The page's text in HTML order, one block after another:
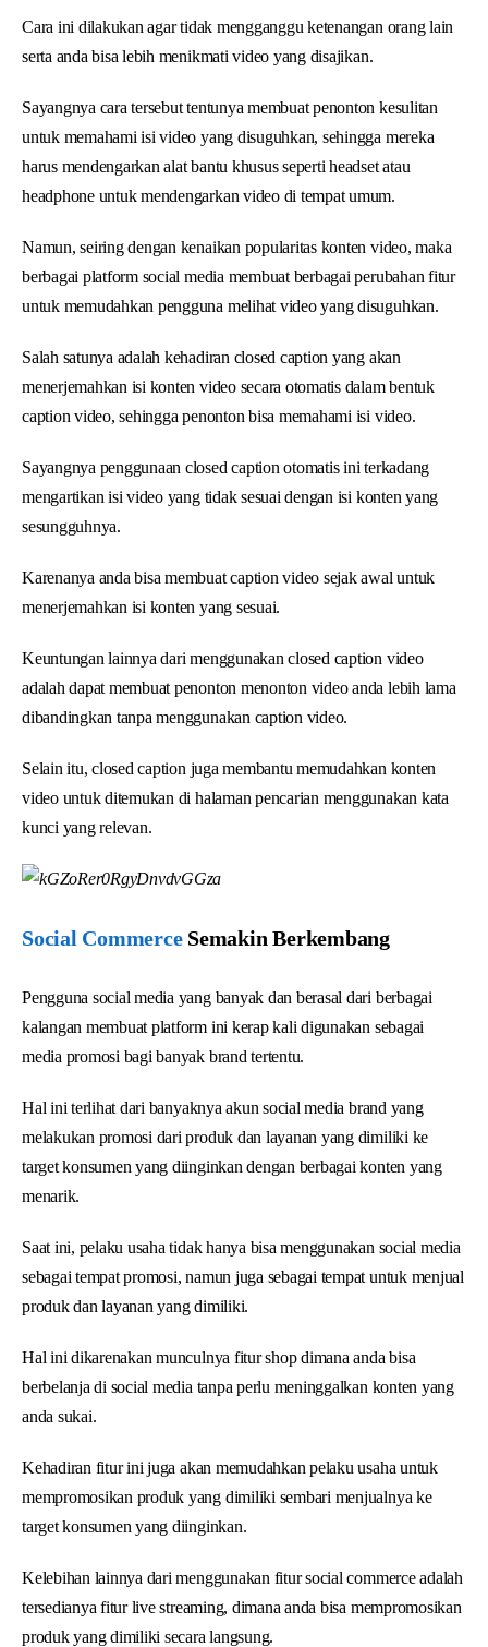
Cara ini dilakukan agar tidak mengganggu ketenangan orang lain
serta anda bisa lebih menikmati video yang disajikan.
Sayangnya cara tersebut tentunya membuat penonton kesulitan
untuk memahami isi video yang disuguhkan, sehingga mereka
harus mendengarkan alat bantu khusus seperti headset atau
headphone untuk mendengarkan video di tempat umum.
Namun, seiring dengan kenaikan popularitas konten video, maka
berbagai platform social media membuat berbagai perubahan fitur
untuk memudahkan pengguna melihat video yang disuguhkan.
Salah satunya adalah kehadiran closed caption yang akan
menerjemahkan isi konten video secara otomatis dalam bentuk
caption video, sehingga penonton bisa memahami isi video.
Sayangnya penggunaan closed caption otomatis ini terkadang
mengartikan isi video yang tidak sesuai dengan isi konten yang
sesungguhnya.
Karenanya anda bisa membuat caption video sejak awal untuk
menerjemahkan isi konten yang sesuai.
Keuntungan lainnya dari menggunakan closed caption video
adalah dapat membuat penonton menonton video anda lebih lama
dibandingkan tanpa menggunakan caption video.
Selain itu, closed caption juga membantu memudahkan konten
video untuk ditemukan di halaman pencarian menggunakan kata
kunci yang relevan.
Social CommerceSemakin Berkembang
Pengguna social media yang banyak dan berasal dari berbagai
kalangan membuat platform ini kerap kali digunakan sebagai
media promosi bagi banyak brand tertentu.
Hal ini terlihat dari banyaknya akun social media brand yang
melakukan promosi dari produk dan layanan yang dimiliki ke
target konsumen yang diinginkan dengan berbagai konten yang
menarik.
Saat ini, pelaku usaha tidak hanya bisa menggunakan social media
sebagai tempat promosi, namun juga sebagai tempat untuk menjual
produk dan layanan yang dimiliki.
Hal ini dikarenakan munculnya fitur shop dimana anda bisa
berbelanja di social media tanpa perlu meninggalkan konten yang
anda sukai.
Kehadiran fitur ini juga akan memudahkan pelaku usaha untuk
mempromosikan produk yang dimiliki sembari menjualnya ke
target konsumen yang diinginkan.
Kelebihan lainnya dari menggunakan fitur social commerce adalah
tersedianya fitur live streaming, dimana anda bisa mempromosikan
produk yang dimiliki secara langsung.